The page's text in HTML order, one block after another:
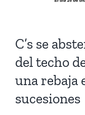
C’s se
del techo
una rebaja
sucesiones